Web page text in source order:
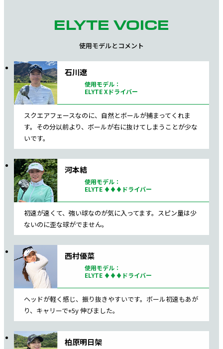
ELYTE VOICE
使用モデルとコメント
石川遼
使用モデル：
ELYTE Xドライバー
スクエアフェースなのに、自然とボールが捕まってくれま
す。 その分以前より、ボールが右に抜けてしまうことが少な
いです。
河本結
使用モデル：
ELYTE ♦♦♦ドライバー
初速が速くて、強い球なのが気に入ってます。 スピン量は少
ないのに歪な球がでません。
西村優菜
使用モデル：
ELYTE ♦♦♦ドライバー
ヘッドが軽く感じ、振り抜きやすいです。 ボール初速もあが
り、キャリーで+5y 伸びました。
柏原明日架